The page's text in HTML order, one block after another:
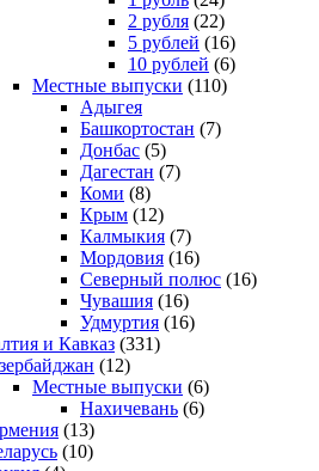
2 рубля (22)
5 рублей (16)
10 рублей (6)
Местные выпуски (110)
Адыгея
Башкортостан (7)
Донбас (5)
Дагестан (7)
Коми (8)
Крым (12)
Калмыкия (7)
Мордовия (16)
Северный полюс (16)
Чувашия (16)
Удмуртия (16)
и Кавказ (331)
(12)
Местные выпуски (6)
Нахичевань (6)
(13)
(10)